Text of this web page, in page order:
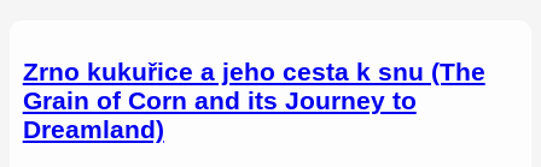
Zrno kukuřice a jeho cesta k snu (The
Grain of Corn and its Journey to
Dreamland)